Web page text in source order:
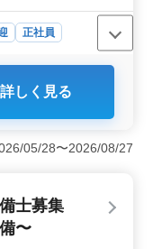
正社員
車整備士募集
ラーでは、中高
が主な仕事内容で
、通勤手当や交通
日もしっかり確保
らもワークライ
詳しく見る
05/28〜2026/08/27
士募集
〜